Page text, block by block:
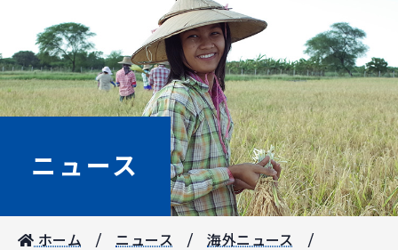
ニュース
ホーム ニュース 海外ニュース